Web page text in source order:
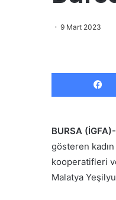
9 Mart 2023
BURSA (İGFA)-
gösteren kadın
kooperatifleri
Malatya